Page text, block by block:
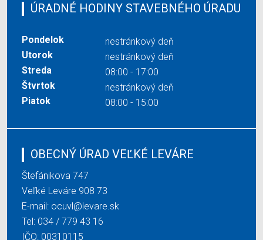
ÚRADNÉ HODINY STAVEBNÉHO ÚRADU
Pondelok
nestránkový deň
Utorok
nestránkový deň
Streda
08:00 - 17:00
Štvrtok
nestránkový deň
Piatok
08:00 - 15:00
OBECNÝ ÚRAD VEĽKÉ LEVÁRE
Štefánikova 747
Veľké Leváre 908 73
E-mail: ocuvl@levare.sk
Tel: 034 / 779 43 16
IČO: 00310115